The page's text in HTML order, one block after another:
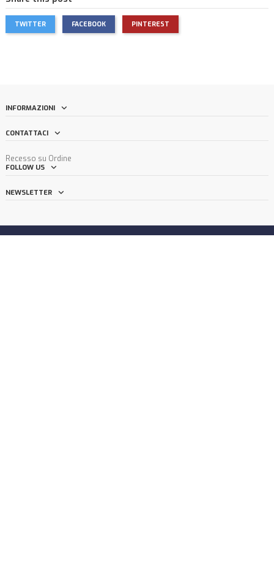
TWITTER FACEBOOK PINTEREST
INFORMAZIONI
CONTATTACI
Recesso su Ordine
FOLLOW US
NEWSLETTER